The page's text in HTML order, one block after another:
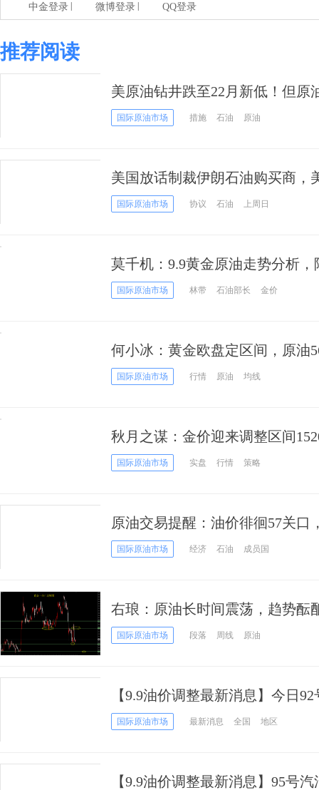
中金登录 微博登录 QQ登录
推荐阅读
美原油钻井跌至22月新低！但原
新一波增产或在酝酿
国际原油市场 措施 石油 原油
美国放话制裁伊朗石油购买商，
国际原油市场 协议 石油 上周日
莫千机：9.9黄金原油走势分析
态，阿美换帅支撑油价
国际原油市场 林带 石油部长 金价
何小冰：黄金欧盘定区间，原油
国际原油市场 行情 原油 均线
秋月之谋：金价迎来调整区间
国际原油市场 实盘 行情 策略
原油交易提醒：油价徘徊57关口
行隐患尚存
国际原油市场 经济 石油 成员国
右琅：原油长时间震荡，趋势酝
国际原油市场 段落 周线 原油
【9.9油价调整最新消息】今日
升？
国际原油市场 最新消息 全国 地区
【9.9油价调整最新消息】95号